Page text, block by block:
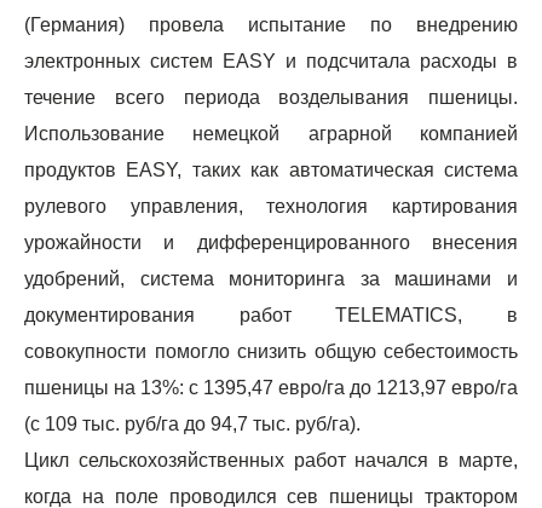
(Германия) провела испытание по внедрению
электронных систем EASY и подсчитала расходы в
течение всего периода возделывания пшеницы.
Использование немецкой аграрной компанией
продуктов EASY, таких как автоматическая система
рулевого управления, технология картирования
урожайности и дифференцированного внесения
удобрений, система мониторинга за машинами и
документирования работ TELEMATICS, в
совокупности помогло снизить общую себестоимость
пшеницы на 13%: с 1395,47 евро/га до 1213,97 евро/га
(с 109 тыс. руб/га до 94,7 тыс. руб/га).
Цикл сельскохозяйственных работ начался в марте,
когда на поле проводился сев пшеницы трактором